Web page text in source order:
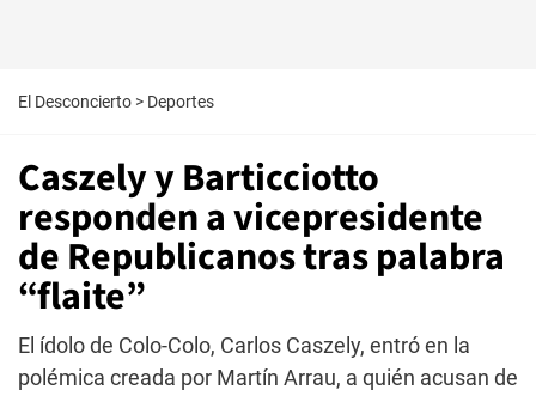
El Desconcierto > Deportes
Caszely y Barticciotto
responden a vicepresidente
de Republicanos tras palabra
“flaite”
El ídolo de Colo-Colo, Carlos Caszely, entró en la
polémica creada por Martín Arrau, a quién acusan de